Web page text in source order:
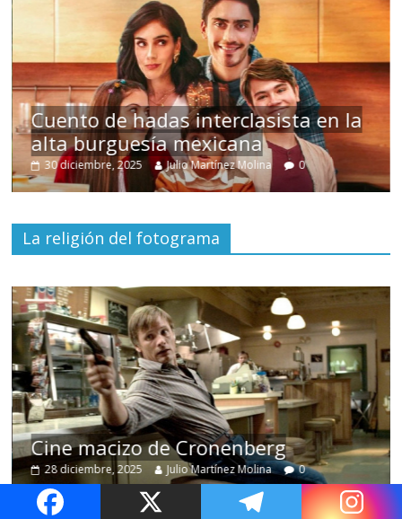
Cuento de hadas interclasista en la
alta burguesía mexicana
30 diciembre, 2025 Julio Martínez Molina 0
La religión del fotograma
Cine macizo de Cronenberg
28 diciembre, 2025 Julio Martínez Molina 0